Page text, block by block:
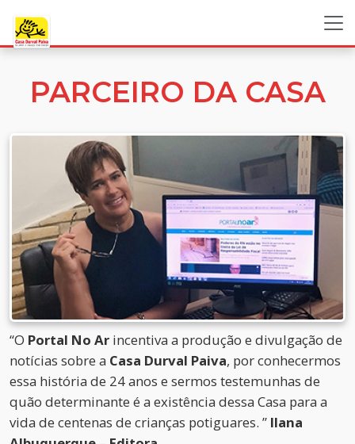
PARCEIRO DA CASA
“O Portal No Ar incentiva a produção e divulgação de
notícias sobre a Casa Durval Paiva, por conhecermos
essa história de 24 anos e sermos testemunhas de
quão determinante é a existência dessa Casa para a
vida de centenas de crianças potiguares. ” Ilana